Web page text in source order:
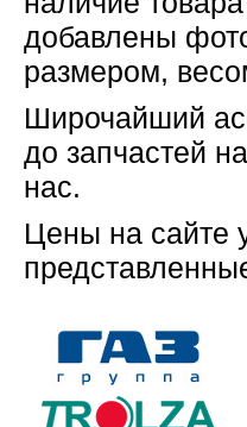
добавлены
размером,
Широчайший
до запчастей
нас.
Цены на сайте